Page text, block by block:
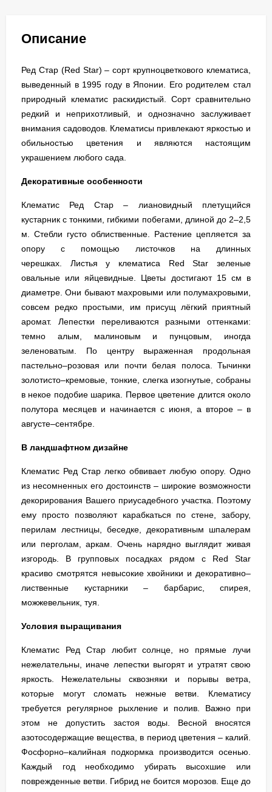
Описание
Ред Стар (Red Star) – сорт крупноцветкового клематиса,
выведенный в 1995 году в Японии. Его родителем стал
природный клематис раскидистый. Сорт сравнительно
редкий и неприхотливый, и однозначно заслуживает
внимания садоводов. Клематисы привлекают яркостью и
обильностью цветения и являются настоящим
украшением любого сада.
Декоративные особенности
Клематис Ред Стар – лиановидный плетущийся
кустарник с тонкими, гибкими побегами, длиной до 2–2,5
м. Стебли густо облиственные. Растение цепляется за
опору с помощью листочков на длинных
черешках. Листья у клематиса Red Star зеленые
овальные или яйцевидные. Цветы достигают 15 см в
диаметре. Они бывают махровыми или полумахровыми,
совсем редко простыми, им присущ лёгкий приятный
аромат. Лепестки переливаются разными оттенками:
темно алым, малиновым и пунцовым, иногда
зеленоватым. По центру выраженная продольная
пастельно–розовая или почти белая полоса. Тычинки
золотисто–кремовые, тонкие, слегка изогнутые, собраны
в некое подобие шарика. Первое цветение длится около
полутора месяцев и начинается с июня, а второе – в
августе–сентябре.
В ландшафтном дизайне
Клематис Ред Стар легко обвивает любую опору. Одно
из несомненных его достоинств – широкие возможности
декорирования Вашего приусадебного участка. Поэтому
ему просто позволяют карабкаться по стене, забору,
перилам лестницы, беседке, декоративным шпалерам
или перголам, аркам. Очень нарядно выглядит живая
изгородь. В групповых посадках рядом с Red Star
красиво смотрятся невысокие хвойники и декоративно–
лиственные кустарники – барбарис, спирея,
можжевельник, туя.
Условия выращивания
Клематис Ред Стар любит солнце, но прямые лучи
нежелательны, иначе лепестки выгорят и утратят свою
яркость. Нежелательны сквозняки и порывы ветра,
которые могут сломать нежные ветви. Клематису
требуется регулярное рыхление и полив. Важно при
этом не допустить застоя воды. Весной вносятся
азотосодержащие вещества, в период цветения – калий.
Фосфорно–калийная подкормка производится осенью.
Каждый год необходимо убирать высохшие или
поврежденные ветви. Гибрид не боится морозов. Еще до